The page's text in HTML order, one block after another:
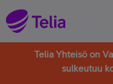
Telia Yhteisö on
sulkeutuu